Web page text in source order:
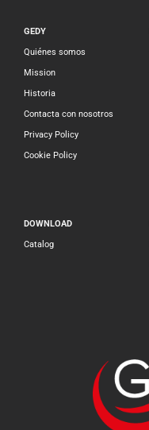
GEDY
Quiénes somos
Mission
Historia
Contacta con nosotros
Privacy Policy
Cookie Policy
DOWNLOAD
Catalog